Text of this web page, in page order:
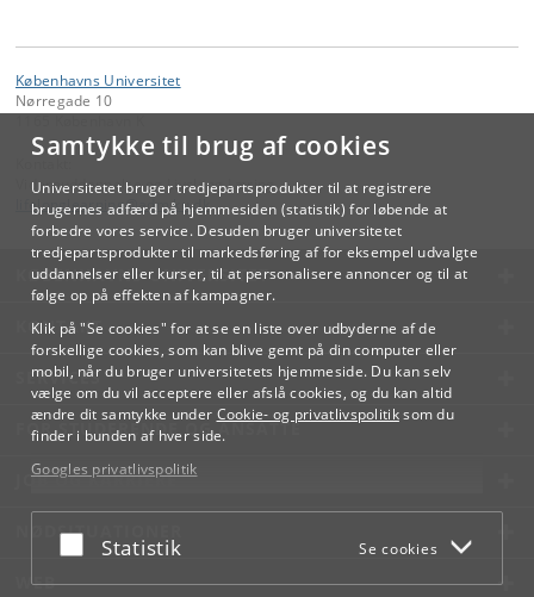
Samtykke til brug af cookies
Universitetet bruger tredjepartsprodukter til at registrere
brugernes adfærd på hjemmesiden (statistik) for løbende at
forbedre vores service. Desuden bruger universitetet
tredjepartsprodukter til markedsføring af for eksempel udvalgte
uddannelser eller kurser, til at personalisere annoncer og til at
følge op på effekten af kampagner.
Klik på "Se cookies" for at se en liste over udbyderne af de
forskellige cookies, som kan blive gemt på din computer eller
mobil, når du bruger universitetets hjemmeside. Du kan selv
vælge om du vil acceptere eller afslå cookies, og du kan altid
ændre dit samtykke under Cookie- og privatlivspolitiksom du
finder i bunden af hver side.
Googles privatlivspolitik
Acceptér eller afslå
Statistik Se cookies
Københavns Universitet
Nørregade 10
Videreuddannelse og Livslang Læring
lifelonglearning@adm.ku.dk
KØBENHAVNS UNIVERSITET
KONTAKT
SERVICES
FOR STUDERENDE OG ANSATTE
JOB OG KARRIERE
NØDSITUATIONER
WEB